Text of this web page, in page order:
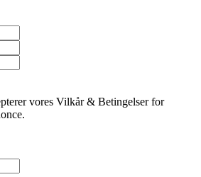
vores Vilkår & Betingelser for